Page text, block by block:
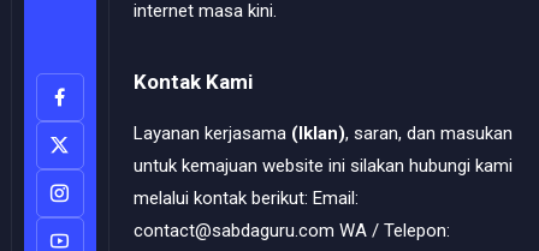
internet masa kini.
Kontak Kami
Layanan kerjasama (Iklan), saran, dan masukan
untuk kemajuan website ini silakan hubungi kami
melalui kontak berikut: Email:
contact@sabdaguru.com WA / Telepon: